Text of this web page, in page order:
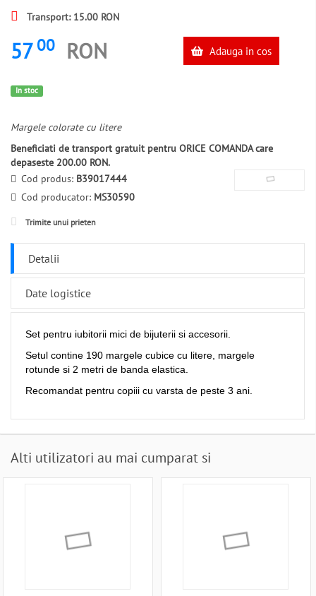
Transport: 15.00 RON
57 00 RON Adauga in cos
In stoc
Margele colorate cu litere
Beneficiati de transport gratuit pentru ORICE COMANDA care
depaseste 200.00 RON.
Cod produs: B39017444
Cod producator: MS30590
Trimite unui prieten
Detalii
Date logistice
Set pentru iubitorii mici de bijuterii si accesorii.
Setul contine 190 margele cubice cu litere, margele
rotunde si 2 metri de banda elastica.
Recomandat pentru copiii cu varsta de peste 3 ani.
Alti utilizatori au mai cumparat si